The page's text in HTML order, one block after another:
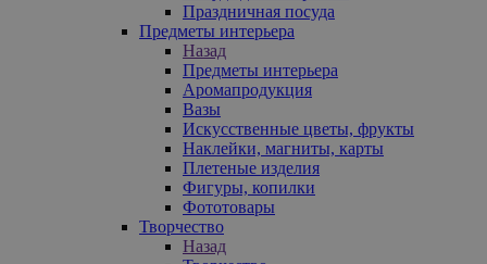
Праздничная посуда
Предметы интерьера
Назад
Предметы интерьера
Аромапродукция
Вазы
Искусственные цветы, фрукты
Наклейки, магниты, карты
Плетеные изделия
Фигуры, копилки
Фототовары
Творчество
Назад